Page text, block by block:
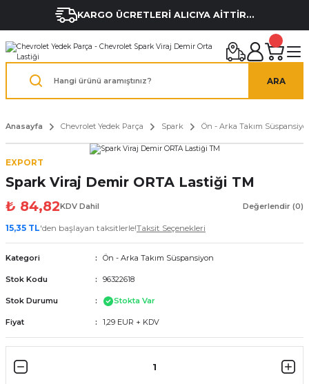
KARGO ÜCRETLERİ ALICIYA AİTTİR...
ARA
Anasayfa Chevrolet Yedek Parça Spark Ön - Arka Takım
EXPORT
Spark Viraj Demir ORTA Lastiği TM
₺ 84,82KDV Dahil Değerlendir (0)
15,35 TL'den başlayan taksitlerle!Taksit Seçenekleri
Kategori Ön - Arka Takım Süspansiyon
Stok Kodu 96322618
Stok Durumu Stokta Var
Fiyat 1,29 EUR + KDV